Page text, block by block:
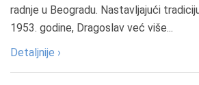
radnje u Beogradu. Nastavljajući
1953. godine, Dragoslav već više...
Detaljnije ›